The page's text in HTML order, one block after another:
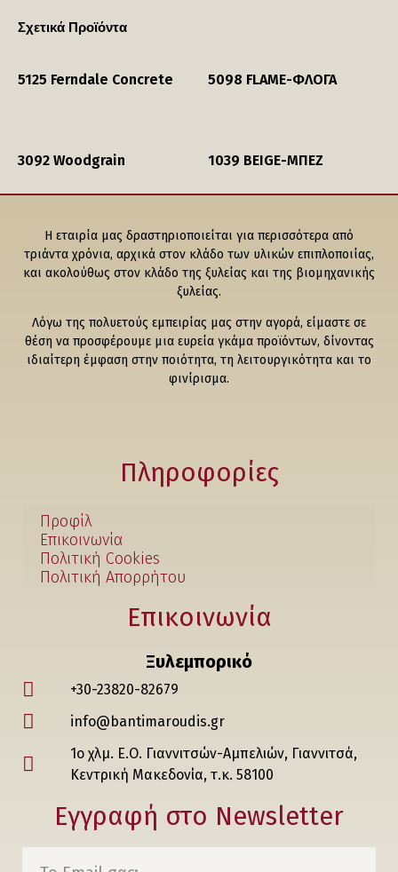
Σχετικά Προϊόντα
5125 Ferndale Concrete 5098 FLAME-ΦΛΟΓΑ
3092 Woodgrain 1039 BEIGE-ΜΠΕΖ
Η εταιρία μας δραστηριοποιείται για περισσότερα από
τριάντα χρόνια, αρχικά στον κλάδο των υλικών επιπλοποιίας,
και ακολούθως στον κλάδο της ξυλείας και της βιομηχανικής
ξυλείας.
Λόγω της πολυετούς εμπειρίας μας στην αγορά, είμαστε σε
θέση να προσφέρουμε μια ευρεία γκάμα προϊόντων, δίνοντας
ιδιαίτερη έμφαση στην ποιότητα, τη λειτουργικότητα και το
φινίρισμα.
Πληροφορίες
Προφίλ
Επικοινωνία
Πολιτική Cookies
Πολιτική Απορρήτου
Επικοινωνία
Ξυλεμπορικό
+30-23820-82679
info@bantimaroudis.gr
1ο χλμ. Ε.Ο. Γιαννιτσών-Αμπελιών, Γιαννιτσά,
Κεντρική Μακεδονία, τ.κ. 58100
Εγγραφή στο Νewsletter